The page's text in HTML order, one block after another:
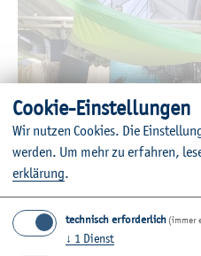
Coo­kie-Ein­stel­lun­gen
Wir nut­zen Coo­kies. Die
wer­den. Um mehr zu er­fah­ren,
er­klä­rung.
technisch erforderlich (immer
↓ 1 Dienst